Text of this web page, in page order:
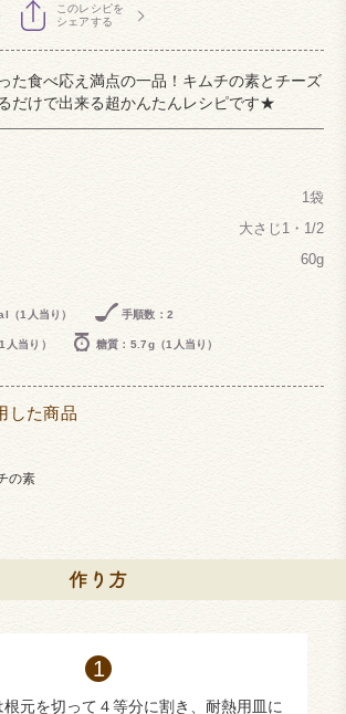
このレシピを
シェアする
た食べ応え満点の一品！キムチの素とチーズ
だけで出来る超かんたんレシピです★
1袋
大さじ1・1/2
60g
（1人当り） 手順数：2
当り） 糖質：5.7g（1人当り）
した商品
の素
根元を切って４等分に割き、耐熱用皿に